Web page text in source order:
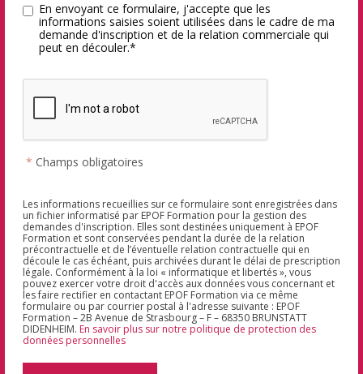
En envoyant ce formulaire, j'accepte que les
informations saisies soient utilisées dans le cadre de ma
demande d'inscription et de la relation commerciale qui
peut en découler.*
* Champs obligatoires
Les informations recueillies sur ce formulaire sont enregistrées dans
un fichier informatisé par EPOF Formation pour la gestion des
demandes d'inscription. Elles sont destinées uniquement à EPOF
Formation et sont conservées pendant la durée de la relation
précontractuelle et de l’éventuelle relation contractuelle qui en
découle le cas échéant, puis archivées durant le délai de prescription
légale. Conformément à la loi « informatique et libertés », vous
pouvez exercer votre droit d'accès aux données vous concernant et
les faire rectifier en contactant EPOF Formation via ce même
formulaire ou par courrier postal à l'adresse suivante : EPOF
Formation – 2B Avenue de Strasbourg – F – 68350 BRUNSTATT
DIDENHEIM. En savoir plus sur notre politique de protection des
données personnelles